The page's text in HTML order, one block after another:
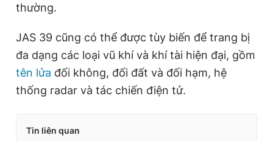
thường.
JAS 39 cũng có thể được tùy biến để trang bị
đa dạng các loại vũ khí và khí tài hiện đại, gồm
tên lửa đối không, đối đất và đối hạm, hệ
thống radar và tác chiến điện tử.
Tin liên quan